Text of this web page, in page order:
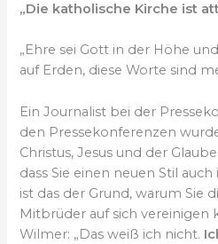
„Die katholische Kirche ist
„Ehre sei Gott in der Höhe
auf Erden, diese Worte sind
Ein Journalist bei der
den Pressekonferenzen
Christus, Jesus und der
dass Sie einen neuen Stil
ist das der Grund, warum Sie
Mitbrüder auf sich vereinigen
Wilmer: „Das weiß ich nicht.